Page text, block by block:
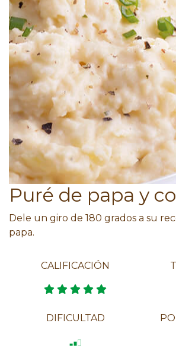
Puré de papa y
Dele un giro de 180 grados a su
papa.
CALIFICACIÓN
DIFICULTAD